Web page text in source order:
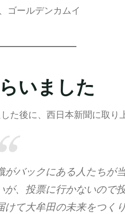
ゴールデンカムイ
いました
た後に、西日本新聞に取り
がバックにある人たちが
、投票に行かないので
て大牟田の未来をつく